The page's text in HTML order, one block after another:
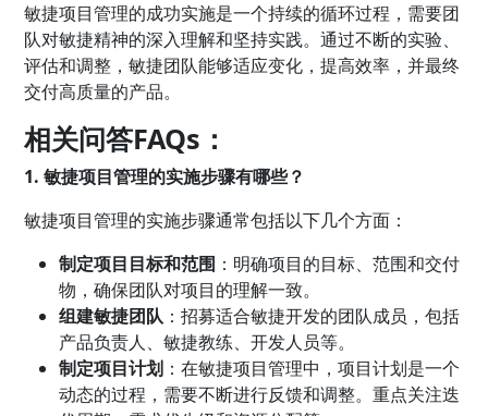
敏捷项目管理的成功实施是一个持续的循环过程，需要团
队对敏捷精神的深入理解和坚持实践。通过不断的实验、
评估和调整，敏捷团队能够适应变化，提高效率，并最终
交付高质量的产品。
相关问答FAQs：
1. 敏捷项目管理的实施步骤有哪些？
敏捷项目管理的实施步骤通常包括以下几个方面：
制定项目目标和范围 ：明确项目的目标、范围和交付
物，确保团队对项目的理解一致。
组建敏捷团队 ：招募适合敏捷开发的团队成员，包括
产品负责人、敏捷教练、开发人员等。
制定项目计划 ：在敏捷项目管理中，项目计划是一个
动态的过程，需要不断进行反馈和调整。重点关注迭